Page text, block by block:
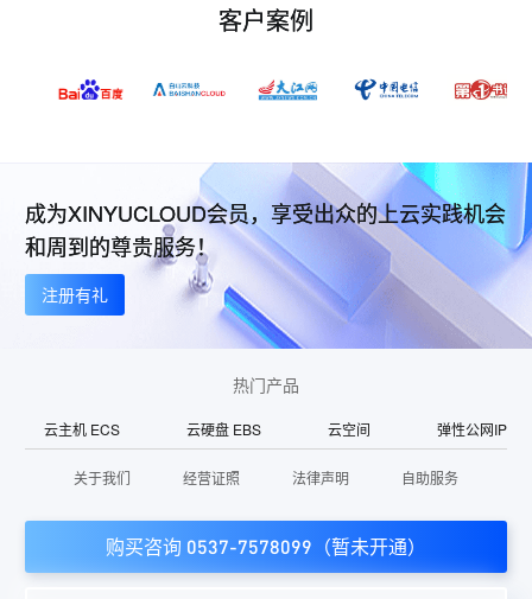
客户案例
成为XINYUCLOUD会员，享受出众的上云实践机会
和周到的尊贵服务！
注册有礼
热门产品
云主机 ECS 云硬盘 EBS 云空间 弹性公网IP
关于我们 经营证照 法律声明 自助服务
购买咨询 0537-7578099（暂未开通）